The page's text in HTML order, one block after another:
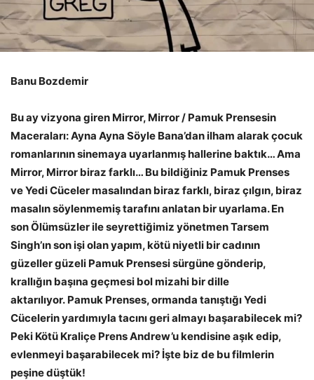
Banu Bozdemir
Bu ay vizyona giren Mirror, Mirror / Pamuk Prensesin
Maceraları: Ayna Ayna Söyle Bana’dan ilham alarak çocuk
romanlarının sinemaya uyarlanmış hallerine baktık… Ama
Mirror, Mirror biraz farklı… Bu bildiğiniz Pamuk Prenses
ve Yedi Cüceler masalından biraz farklı, biraz çılgın, biraz
masalın söylenmemiş tarafını anlatan bir uyarlama. En
son Ölümsüzler ile seyrettiğimiz yönetmen Tarsem
Singh’ın son işi olan yapım, kötü niyetli bir cadının
güzeller güzeli Pamuk Prensesi sürgüne gönderip,
krallığın başına geçmesi bol mizahi bir dille
aktarılıyor. Pamuk Prenses, ormanda tanıştığı Yedi
Cücelerin yardımıyla tacını geri almayı başarabilecek mi?
Peki Kötü Kraliçe Prens Andrew’u kendisine aşık edip,
evlenmeyi başarabilecek mi? İşte biz de bu filmlerin
peşine düştük!